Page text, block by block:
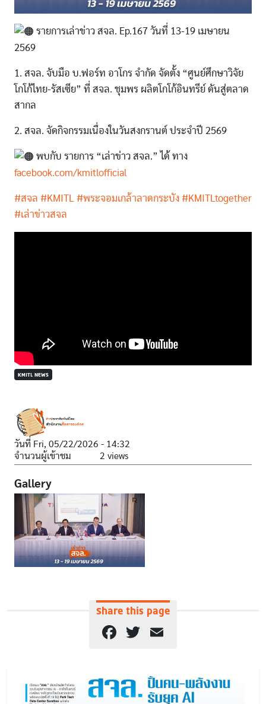
รายการเล่าข่าว สจล. Ep.167 วันที่ 13-19 เมษายน
2569
1. สจล. จับมือ บ.ฟอร์ท อาโกร จำกัด จัดตั้ง “ศูนย์ศึกษาวิจัย
โกโก้ไทย-รัสเซีย” ที่ สจล. ชุมพร ผลิตโกโก้อินทรีย์ ดันสู่ตลาด
สากล
2. สจล. จัดกิจกรรมเนื่องในวันสงกรานต์ ประจำปี 2569
พบกับ รายการ “เล่าข่าว สจล.” ได้ ทาง
facebook.com/kmitlofficial
#สจล #KMITL #พระจอมเกล้าลาดกระบัง #KMITLtogether
#เล่าข่าวสจล
KMITL NEWS
วันที่ Fri, 05/22/2026 - 14:32
จำนวนผู้เข้าชม
2 views
Gallery
Share this page
Facebook
Twitter